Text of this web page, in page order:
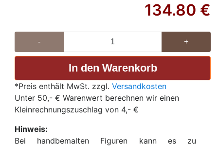
134.80 €
- +
*Preis enthält MwSt. zzgl. Versandkosten
Unter 50,- € Warenwert berechnen wir einen
Kleinrechnungszuschlag von 4,- €
Hinweis:
Bei handbemalten Figuren kann es zu